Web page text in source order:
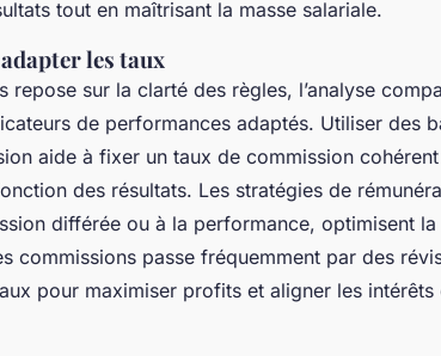
tout en maîtrisant la masse salariale.
les taux
repose sur la clarté des règles, l’analyse
de performances adaptés. Utiliser des
aide à fixer un taux de commission
des résultats. Les stratégies de
différée ou à la performance, optimisent
commissions passe fréquemment par des
pour maximiser profits et aligner les intérêts